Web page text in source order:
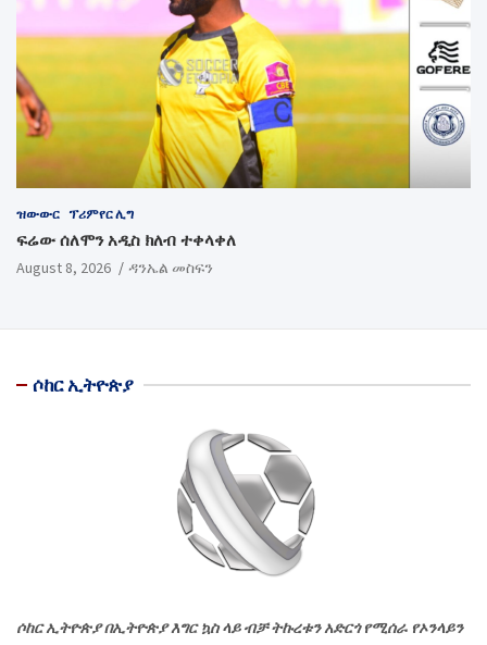
ዝውውር ፕሪምየር ሊግ
ፍሬው ሰለሞን አዲስ ክለብ ተቀላቀለ
August 8, 2026 ዳንኤል መስፍን
ሶከር ኢትዮጵያ
ሶከር ኢትዮጵያ በኢትዮጵያ እግር ኳስ ላይ ብቻ ትኩረቱን አድርጎ የሚሰራ የኦንላይን